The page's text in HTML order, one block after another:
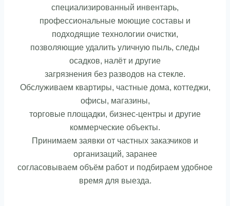
специализированный инвентарь,
профессиональные моющие составы и
подходящие технологии очистки,
позволяющие удалить уличную пыль, следы
осадков, налёт и другие
загрязнения без разводов на стекле.
Обслуживаем квартиры, частные дома, коттеджи,
офисы, магазины,
торговые площадки, бизнес-центры и другие
коммерческие объекты.
Принимаем заявки от частных заказчиков и
организаций, заранее
согласовываем объём работ и подбираем удобное
время для выезда.